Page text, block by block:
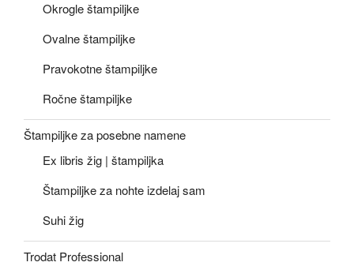
Okrogle štampiljke
Ovalne štampiljke
Pravokotne štampiljke
Ročne štampiljke
Štampiljke za posebne namene
Ex libris žig | štampiljka
Štampiljke za nohte izdelaj sam
Suhi žig
Trodat Professional